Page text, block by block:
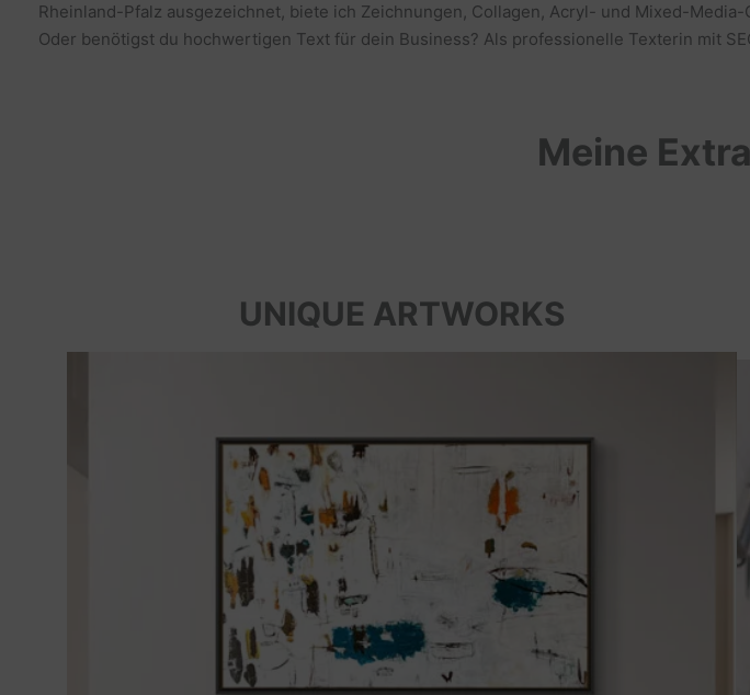
Rheinland-Pfalz ausgezeichnet, biete ich Zeichnungen, Collagen, Acryl- und Mixed-
Oder benötigst du hochwertigen Text für dein Business? Als professionelle Texterin mit
Meine
UNIQUE ARTWORKS